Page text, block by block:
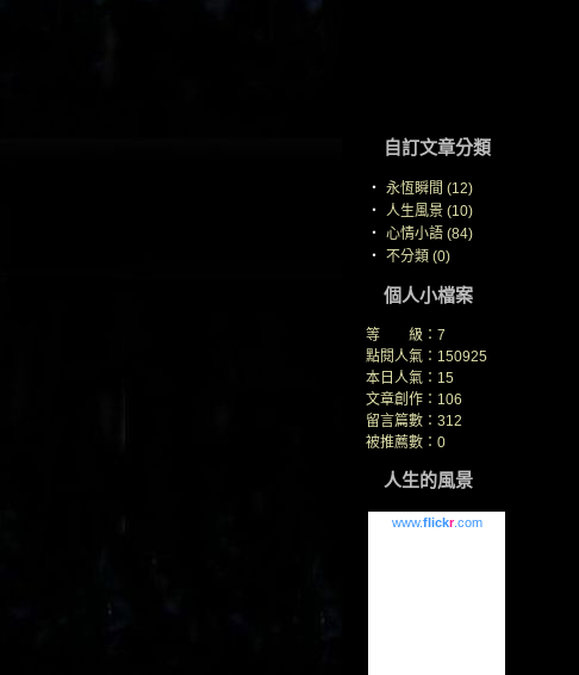
自訂文章分類
‧ 永恆瞬間 (12)
‧ 人生風景 (10)
‧ 心情小語 (84)
‧ 不分類 (0)
個人小檔案
等 級：7
點閱人氣：150925
本日人氣：15
文章創作：106
留言篇數：312
被推薦數： 0
人生的風景
www.flickr.com